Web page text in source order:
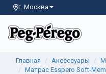
г. Москва
Главная Аксессуары
Матрас Esspero Soft-